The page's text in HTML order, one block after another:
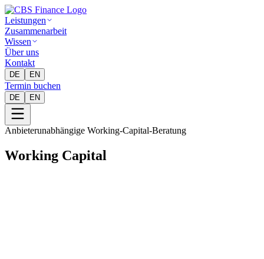
Leistungen
Zusammenarbeit
Wissen
Über uns
Kontakt
DE EN
Termin buchen
DE EN
Anbieterunabhängige Working-Capital-Beratung
Working Capital